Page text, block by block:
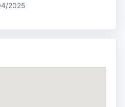
2025